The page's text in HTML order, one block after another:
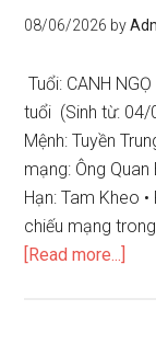
08/06/2026 by
Tuổi: CANH
tuổi (Sinh từ:
Mệnh: Tuyền
mạng: Ông Quan
Hạn: Tam Kheo
chiếu mạng
[Read more...]